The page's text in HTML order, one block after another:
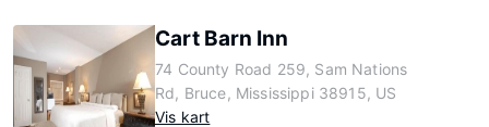
Cart Barn Inn
74 County Road 259, Sam Nations
Rd, Bruce, Mississippi 38915, US
Vis kart